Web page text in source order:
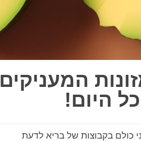
חושפים 5 מזונות המעניקים
היום!
כולם בקבוצות של בריא לדעת